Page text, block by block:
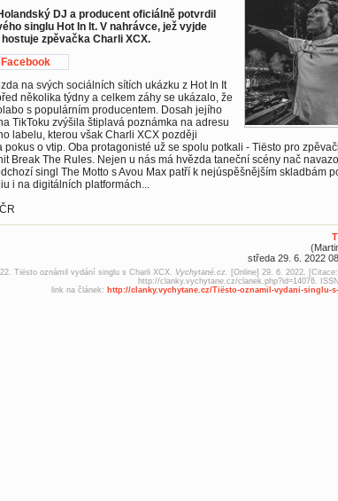
DJ a producent oficiálně potvrdil
singlu Hot In It. V nahrávce, jež vyjde
hostuje zpěvačka Charli XCX.
na svých sociálních sítích ukázku z Hot In It
několika týdny a celkem záhy se ukázalo, že
s populárním producentem. Dosah jejího
TikToku zvýšila štiplavá poznámka na adresu
labelu, kterou však Charli XCX později
pokus o vtip. Oba protagonisté už se spolu potkali - Tiësto pro
Break The Rules. Nejen u nás má hvězda taneční scény nač
singl The Motto s Avou Max patří k nejúspěšnějším skladbám
i na digitálních platformách...
středa 29. 6. 2022
Tiësto oznámil vydání singlu s Charli XCX. Vychytané.cz. [Online] 29. 6. 2022.
http://clanky.vychytane.cz/clanek.php?id=14076.
link na článek: http://clanky.vychytane.cz/Tiësto-oznamil-vydani-singlu-